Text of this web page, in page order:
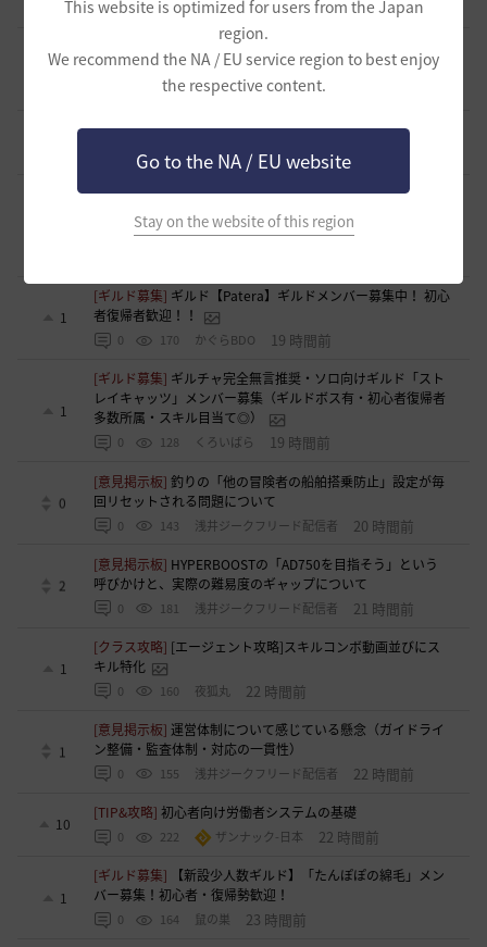
This website is optimized for users from the Japan
region.
We recommend the NA / EU service region to best enjoy
the respective content.
Go to the NA / EU website
Stay on the website of this region
0 92 とりぐな 9 時間前
1
[意見掲示板]フィードバック構造そのものへの懸念（サイレ
ント離脱と可視化の限界について）
116 浅井ジークフリード配信者
[ギルド募集]【TrueWinter】ギルドメンバー募集
120 倉葉 16 時間前
[ギルド募集]好きなキャラで好きなことを！無言OK挨拶自
由！基本ソロだけどたまにおしゃべりを楽しんだり(*'ω'*)
【魔弾の射手】で一緒に遊びませんか？
1
[ギルド募集] ギルド【Patera】ギルドメンバー募集中！ 初心
者復帰者歓迎！！
0 170 かぐらBDO 19 時間前
1
[ギルド募集] ギルチャ完全無言推奨・ソロ向けギルド「スト
レイキャッツ」メンバー募集（ギルドボス有・初心者復帰者
多数所属・スキル目当て◎）
0 128 くろいばら 19 時間前
0
[意見掲示板]釣りの「他の冒険者の船舶搭乗防止」設定が毎
回リセットされる問題について
0 143 浅井ジークフリード配信者 20 時間前
2
[意見掲示板] HYPERBOOSTの「AD750を目指そう」という
呼びかけと、実際の難易度のギャップについて
0 181 浅井ジークフリード配信者 21 時間前
1
[クラス攻略] [エージェント攻略]スキルコンボ動画並びにス
キル特化
0 160 夜狐丸 22 時間前
1
[意見掲示板]運営体制について感じている懸念（ガイドライ
ン整備・監査体制・対応の一貫性）
0 155 浅井ジークフリード配信者 22 時間前
10
[TIP&攻略]初心者向け労働者システムの基礎
0 222 ザンナック-日本 22 時間前
1
[ギルド募集]
【新設少人数ギルド】「たんぽぽの綿毛」メン
バー募集！初心者・復帰勢歓迎！
0 164 鼠の巣 23 時間前